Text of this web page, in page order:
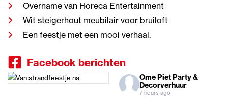
Overname van Horeca Entertainment
Wit steigerhout meubilair voor bruiloft
Een feestje met een mooi verhaal.
Facebook berichten
Ome Piet Party &
Decorverhuur
7 hours ago